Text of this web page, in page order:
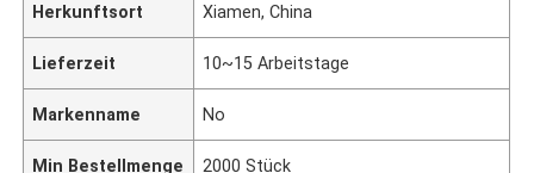
Herkunftsort Xiamen, China
Lieferzeit 10~15 Arbeitstage
Markenname No
Min Bestellmenge 2000 Stück